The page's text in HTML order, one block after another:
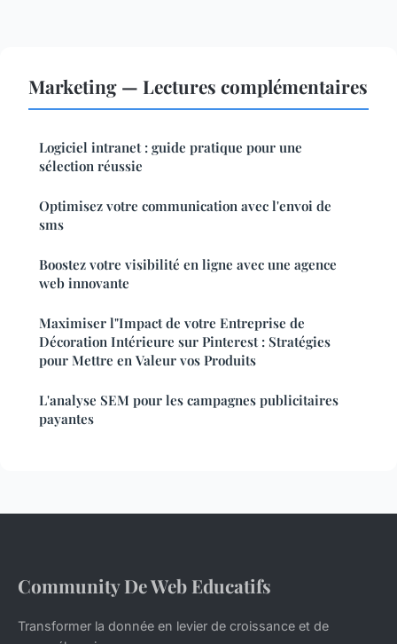
Marketing — Lectures complémentaires
Logiciel intranet : guide pratique pour une
sélection réussie
Optimisez votre communication avec l'envoi de
sms
Boostez votre visibilité en ligne avec une agence
web innovante
Maximiser l"Impact de votre Entreprise de
Décoration Intérieure sur Pinterest : Stratégies
pour Mettre en Valeur vos Produits
L'analyse SEM pour les campagnes publicitaires
payantes
Community De Web Educatifs
Transformer la donnée en levier de croissance et de